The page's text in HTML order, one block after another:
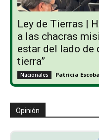
Ley de Tierras |
a las chacras
estar del lado de
tierra”
Nacionales Patricia
Opinión